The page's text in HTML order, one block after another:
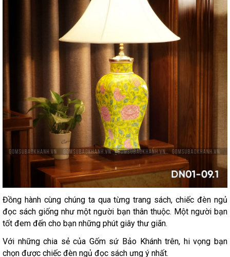
Đồng hành cùng chúng ta qua từng trang sách, chiếc đèn ngủ
đọc sách giống như một người bạn thân thuộc. Một người bạn
tốt đem đến cho bạn những phút giây thư giãn.
Với những chia sẻ của Gốm sứ Bảo Khánh trên, hi vọng bạn
chọn được chiếc đèn ngủ đọc sách ưng ý nhất.